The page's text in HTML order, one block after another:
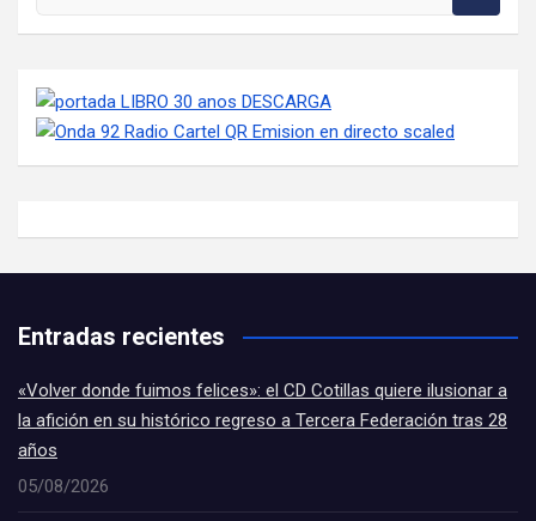
Entradas recientes
«Volver donde fuimos felices»: el CD Cotillas quiere ilusionar a
la afición en su histórico regreso a Tercera Federación tras 28
años
05/08/2026